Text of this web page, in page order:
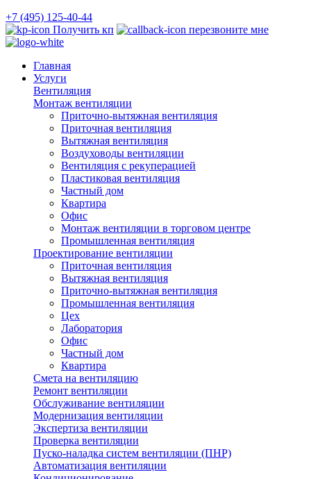
+7 (495) 125-40-44
Получить кп
перезвоните мне
Главная
Услуги
Вентиляция
Монтаж вентиляции
Приточно-вытяжная вентиляция
Приточная вентиляция
Вытяжная вентиляция
Воздуховоды вентиляции
Вентиляция с рекуперацией
Пластиковая вентиляция
Частный дом
Квартира
Офис
Монтаж вентиляции в торговом центре
Промышленная вентиляция
Проектирование вентиляции
Приточная вентиляция
Вытяжная вентиляция
Приточно-вытяжная вентиляция
Промышленная вентиляция
Цех
Лаборатория
Офис
Частный дом
Квартира
Смета на вентиляцию
Ремонт вентиляции
Обслуживание вентиляции
Модернизация вентиляции
Экспертиза вентиляции
Проверка вентиляции
Пуско-наладка систем вентиляции (ПНР)
Автоматизация вентиляции